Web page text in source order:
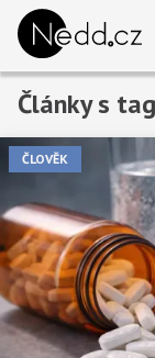
Články s
ČLOVĚK